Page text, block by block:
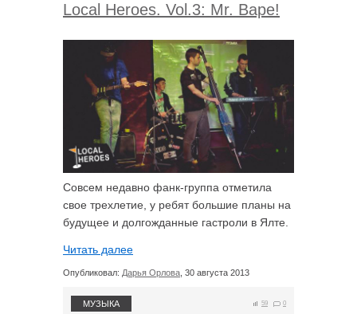
Local Heroes. Vol.3: Mr. Bape!
Совсем недавно фанк-группа отметила
свое трехлетие, у ребят большие планы на
будущее и долгожданные гастроли в Ялте.
Читать далее
Опубликовал: Дарья Орлова, 30 августа 2013
59 0
МУЗЫКА